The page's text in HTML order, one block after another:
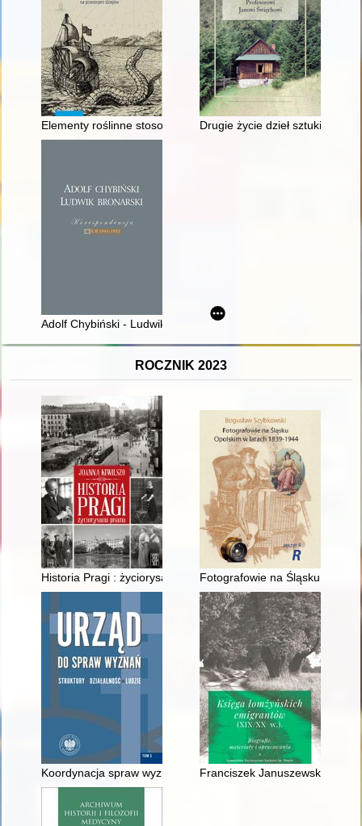
Elementy roślinne stosowane w europejskiej i polskiej
Drugie życie dzieł sztuki" w
Adolf Chybiński - Ludwik Bronarski : korespondencja 1922-
ROCZNIK 2023
Historia Pragi : życiorysami pisanaFotografowie na Śląsku
Koordynacja spraw wyznaniowych w latach 1957-1975 na
Franciszek Januszewski -